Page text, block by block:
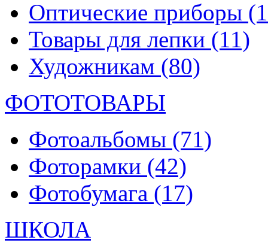
Оптические приборы
Товары для лепки (11)
Художникам (80)
ФОТОТОВАРЫ
Фотоальбомы (71)
Фоторамки (42)
Фотобумага (17)
ШКОЛА